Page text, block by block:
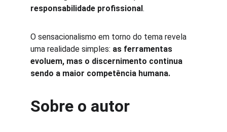
responsabilidade profissional.
O sensacionalismo em torno do tema revela
uma realidade simples: as ferramentas
evoluem, mas o discernimento continua
sendo a maior competência humana.
Sobre o autor